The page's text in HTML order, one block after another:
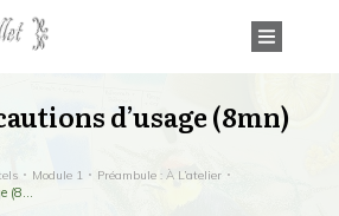
d’usage (8mn)
Module 1 Préambule : À L’atelier